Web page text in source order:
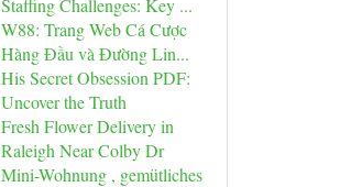
Staffing Challenges: Key ...
W88: Trang Web Cá Cược
Hàng Đầu và Đường Lin...
His Secret Obsession PDF:
Uncover the Truth
Fresh Flower Delivery in
Raleigh Near Colby Dr
Mini-Wohnung , gemütliches